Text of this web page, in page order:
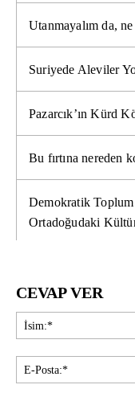
Utanmayalım da,
Suriyede Aleviler
Pazarcık’ın Kürd
Bu fırtına nereden
Demokratik Toplum
Ortadoğudaki
CEVAP VER